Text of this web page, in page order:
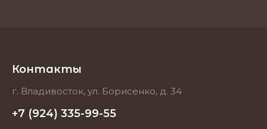
Контакты
г. Владивосток, ул. Борисенко, д. 34
+7 (924) 335-99-55